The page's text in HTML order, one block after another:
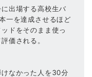
出場する高校生バ
一を達成させるほど
ドをそのまま使っ
価される。
なかった人を30分